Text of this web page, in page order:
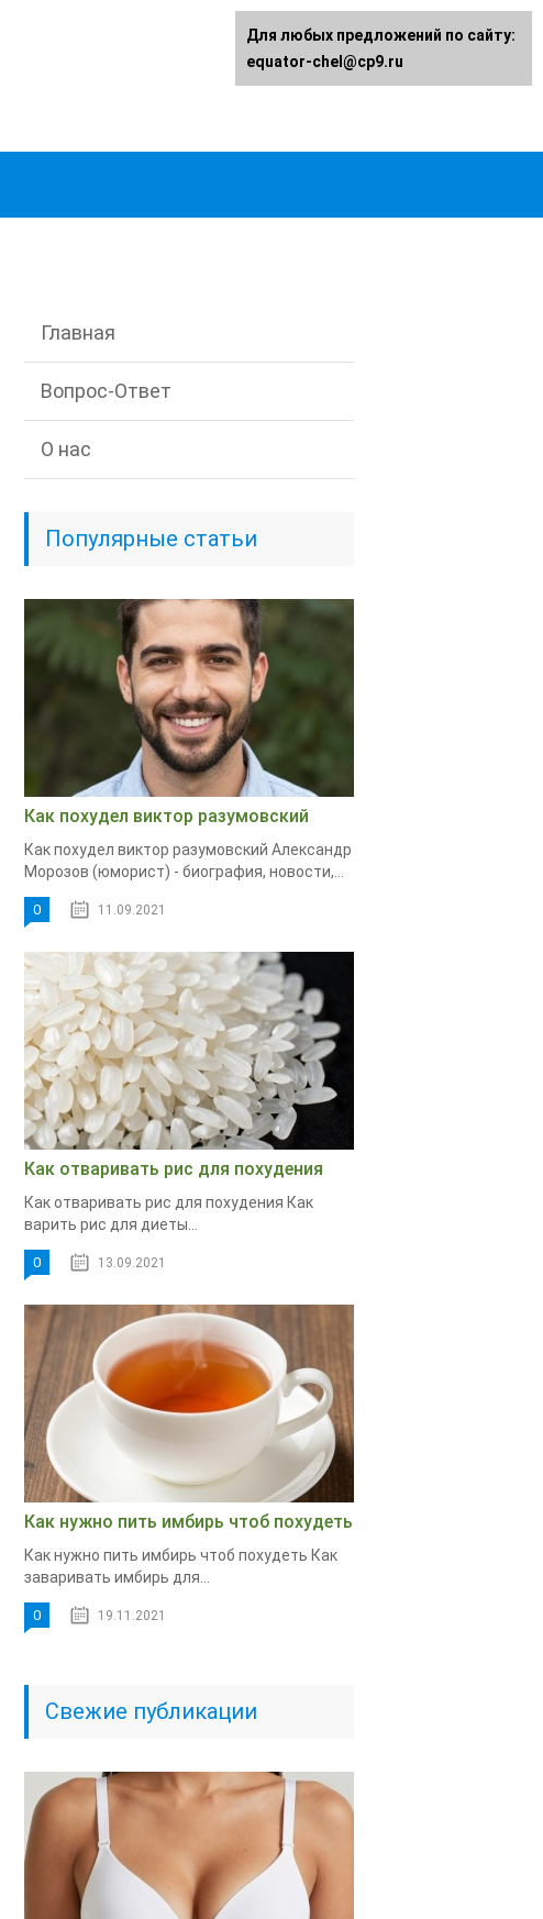
Главная
Вопрос-Ответ
О нас
Популярные статьи
Как похудел виктор разумовский
Как похудел виктор разумовский Александр
Морозов (юморист) - биография, новости,...
0 11.09.2021
Как отваривать рис для похудения
Как отваривать рис для похудения Как
варить рис для диеты...
0 13.09.2021
Как нужно пить имбирь чтоб похудеть
Как нужно пить имбирь чтоб похудеть Как
заваривать имбирь для...
0 19.11.2021
Свежие публикации
Для любых предложений по сайту:
equator-chel@cp9.ru